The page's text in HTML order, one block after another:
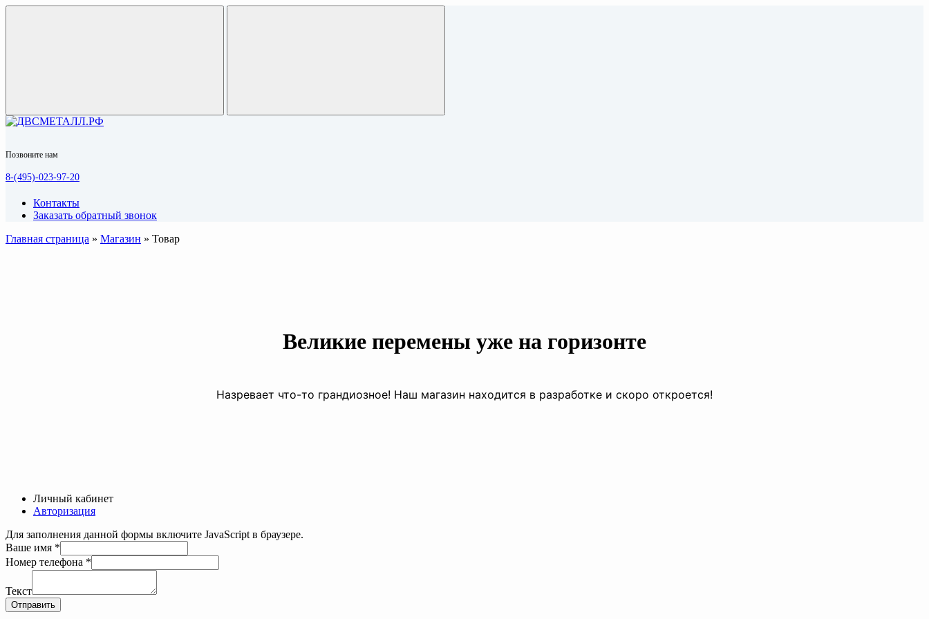
Позвоните нам
8-(495)-023-97-20
Контакты
Заказать обратный звонок
Главная страница » Магазин » Товар
Великие перемены уже на горизонте
Назревает что-то грандиозное! Наш магазин находится в разработке и скоро откроется!
Личный кабинет
Авторизация
Для заполнения данной формы включите JavaScript в браузере.
телефона
Ваше
Номер
Ваше имя *
Номер телефона *
Текст
Отправить